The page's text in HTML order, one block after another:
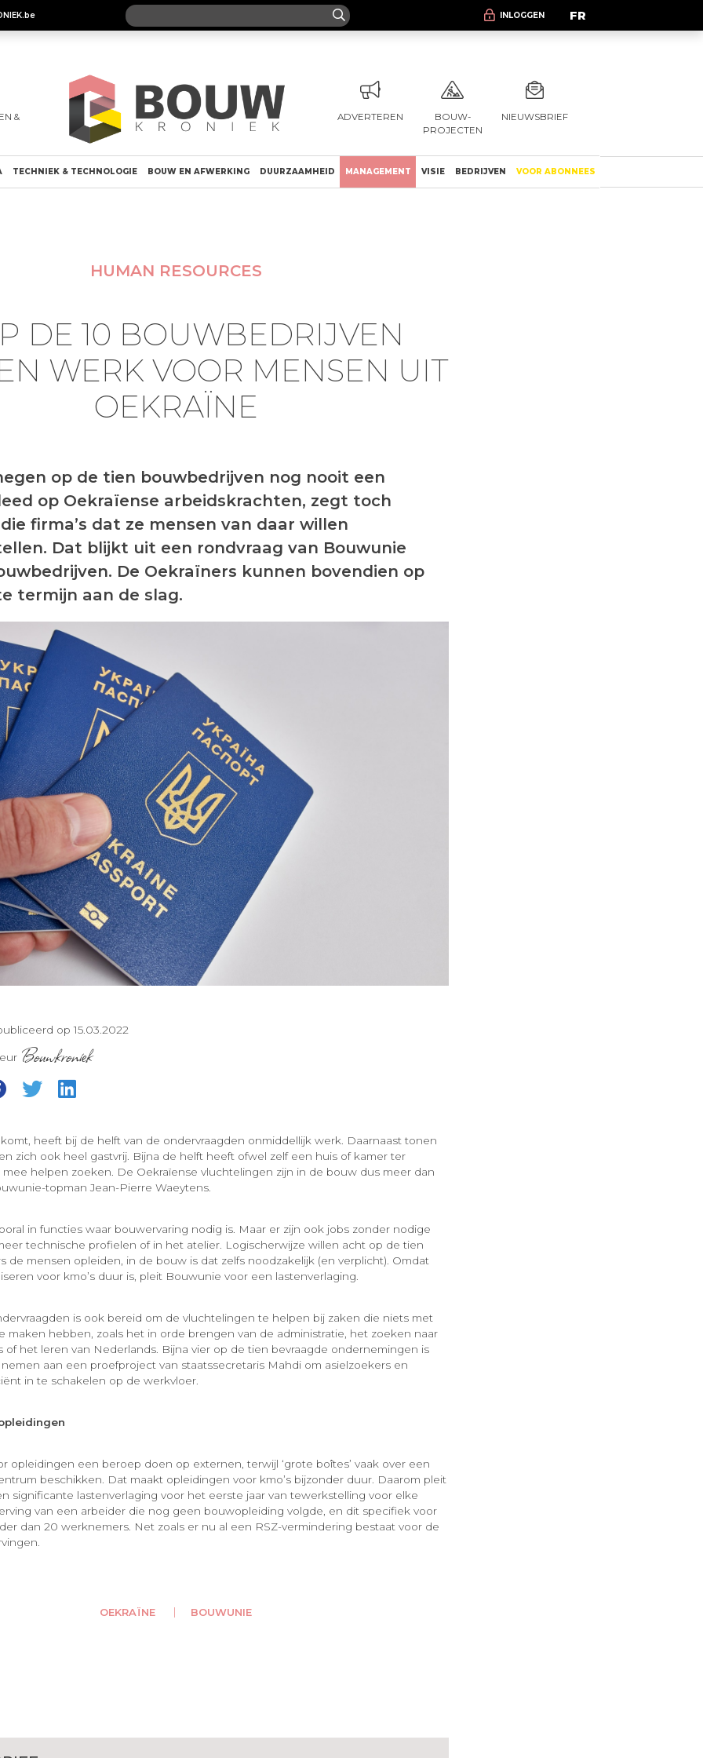
INLOGGEN FR
& ADVERTEREN
BOUW-
PROJECTEN
NIEUWSBRIEF
TECHNIEK & TECHNOLOGIE BOUW EN AFWERKING DUURZAAMHEID MANAGEMENT VISIE BEDRIJVEN VOOR ABONNEES
HUMAN RESOURCES
DE 10 BOUWBEDRIJVEN
WERK VOOR MENSEN UIT
OEKRAÏNE
op de tien bouwbedrijven nog nooit een
op Oekraïense arbeidskrachten, zegt toch
firma’s dat ze mensen van daar willen
Dat blijkt uit een rondvraag van Bouwunie
De Oekraïners kunnen bovendien op
termijn aan de slag.
op 15.03.2022
Bouwkroniek
heeft bij de helft van de ondervraagden onmiddellijk werk. Daarnaast tonen
zich ook heel gastvrij. Bijna de helft heeft ofwel zelf een huis of kamer ter
helpen zoeken. De Oekraïense vluchtelingen zijn in de bouw dus meer dan
topman Jean-Pierre Waeytens.
in functies waar bouwervaring nodig is. Maar er zijn ook jobs zonder nodige
technische profielen of in het atelier. Logischerwijze willen acht op de tien
de mensen opleiden, in de bouw is dat zelfs noodzakelijk (en verplicht). Omdat
voor kmo’s duur is, pleit Bouwunie voor een lastenverlaging.
is ook bereid om de vluchtelingen te helpen bij zaken die niets met
maken hebben, zoals het in orde brengen van de administratie, het zoeken naar
of het leren van Nederlands. Bijna vier op de tien bevraagde ondernemingen is
aan een proefproject van staatssecretaris Mahdi om asielzoekers en
in te schakelen op de werkvloer.
opleidingen een beroep doen op externen, terwijl ‘grote boîtes’ vaak over een
beschikken. Dat maakt opleidingen voor kmo’s bijzonder duur. Daarom pleit
significante lastenverlaging voor het eerste jaar van tewerkstelling voor elke
van een arbeider die nog geen bouwopleiding volgde, en dit specifiek voor
dan 20 werknemers. Net zoals er nu al een RSZ-vermindering bestaat voor de
OEKRAÏNE BOUWUNIE